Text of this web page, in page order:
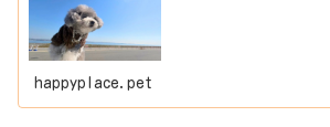
happyplace.pet